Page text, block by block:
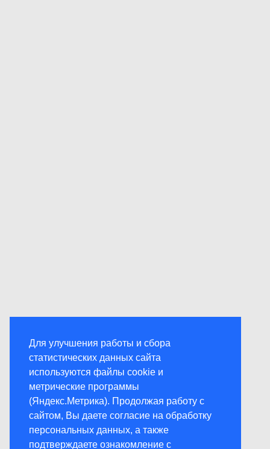
Для улучшения работы и сбора
статистических данных сайта
используются файлы cookie и
метрические программы
(Яндекс.Метрика). Продолжая работу с
сайтом, Вы даете согласие на обработку
персональных данных, а также
подтверждаете ознакомление с